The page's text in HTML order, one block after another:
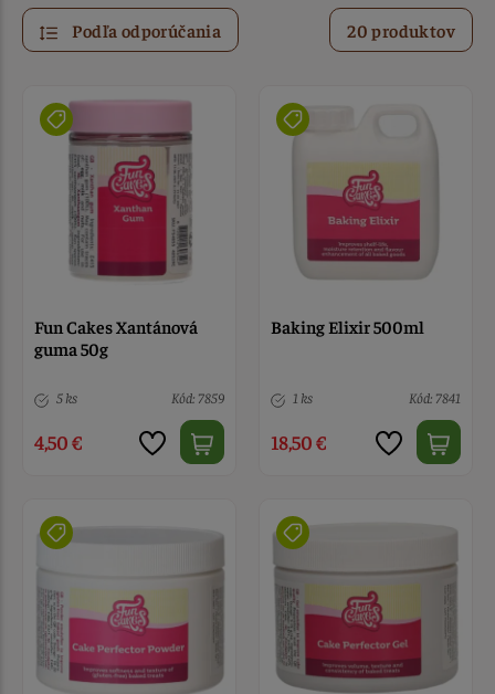
Podľa odporúčania 20 produktov
Fun Cakes Xantánová
guma 50g
5 ks Kód: 7859
4,50 €
Baking Elixir 500ml
1 ks Kód: 7841
18,50 €